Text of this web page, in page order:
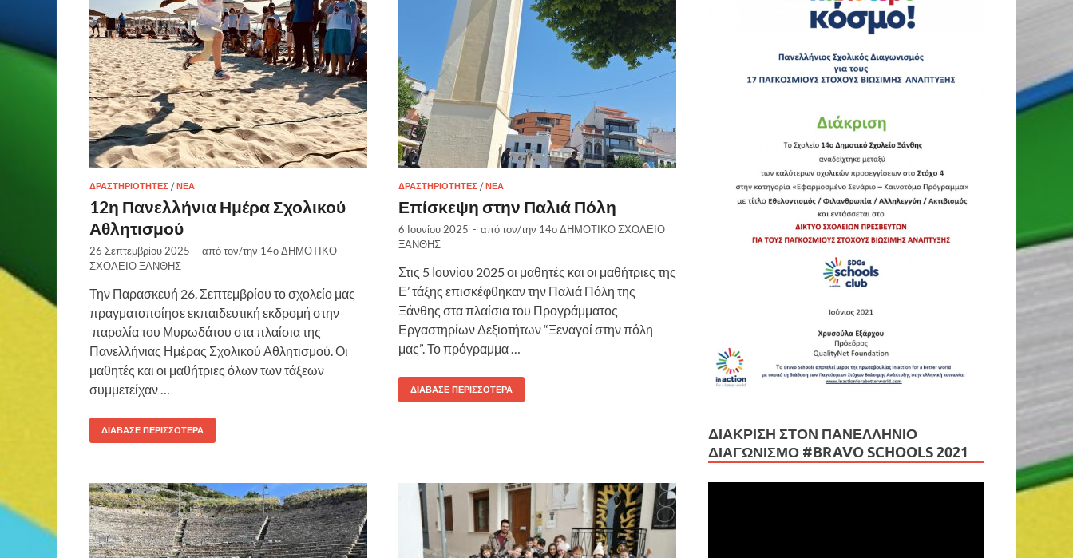
ΔΡΑΣΤΗΡΙΌΤΗΤΕΣ /ΝΈΑ
12η Πανελλήνια Ημέρα Σχολικού
Αθλητισμού
26 Σεπτεμβρίου 2025 - από τον/την 14ο ΔΗΜΟΤΙΚΟ
ΣΧΟΛΕΙΟ ΞΑΝΘΗΣ
Την Παρασκευή 26, Σεπτεμβρίου το σχολείο μας
πραγματοποίησε εκπαιδευτική εκδρομή στην
παραλία του Μυρωδάτου στα πλαίσια της
Πανελλήνιας Ημέρας Σχολικού Αθλητισμού. Οι
μαθητές και οι μαθήτριες όλων των τάξεων
συμμετείχαν …
ΔΙΆΒΑΣΕ ΠΕΡΙΣΣΌΤΕΡΑ
ΔΡΑΣΤΗΡΙΌΤΗΤΕΣ /ΝΈΑ
Επίσκεψη στην Παλιά Πόλη
6 Ιουνίου 2025 - από τον/την 14ο ΔΗΜΟΤΙΚΟ ΣΧΟΛΕΙΟ
ΞΑΝΘΗΣ
Στις 5 Ιουνίου 2025 οι μαθητές και οι μαθήτριες της
Ε’ τάξης επισκέφθηκαν την Παλιά Πόλη της
Ξάνθης στα πλαίσια του Προγράμματος
Εργαστηρίων Δεξιοτήτων “Ξεναγοί στην πόλη
μας”. Το πρόγραμμα …
ΔΙΆΒΑΣΕ ΠΕΡΙΣΣΌΤΕΡΑ
ΔΙΆΚΡΙΣΗ ΣΤΟΝ ΠΑΝΕΛΛΉΝΙΟ
ΔΙΑΓΩΝΙΣΜΌ #BRAVO SCHOOLS 2021